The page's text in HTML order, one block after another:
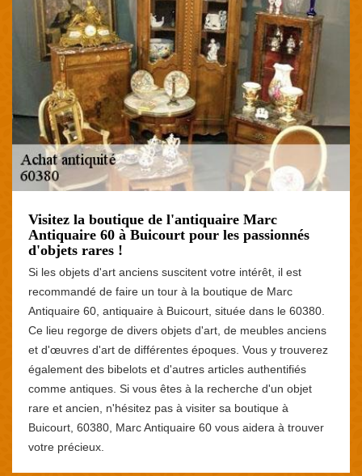
Visitez la boutique de l'antiquaire Marc
Antiquaire 60 à Buicourt pour les passionnés
d'objets rares !
Si les objets d'art anciens suscitent votre intérêt, il est
recommandé de faire un tour à la boutique de Marc
Antiquaire 60, antiquaire à Buicourt, située dans le 60380.
Ce lieu regorge de divers objets d'art, de meubles anciens
et d'œuvres d'art de différentes époques. Vous y trouverez
également des bibelots et d'autres articles authentifiés
comme antiques. Si vous êtes à la recherche d'un objet
rare et ancien, n'hésitez pas à visiter sa boutique à
Buicourt, 60380, Marc Antiquaire 60 vous aidera à trouver
votre précieux.